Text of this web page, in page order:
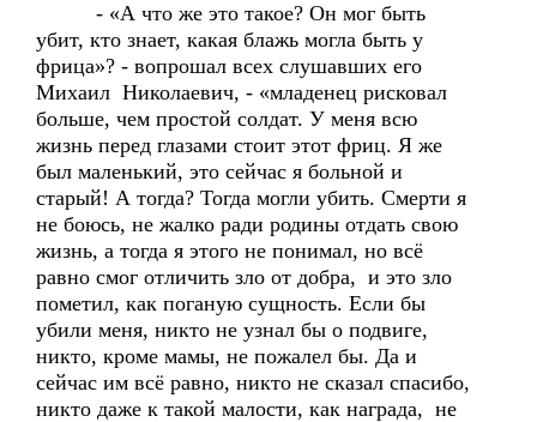
- «А что же это такое? Он мог быть
убит, кто знает, какая блажь могла быть у
фрица»? - вопрошал всех слушавших его
Михаил Николаевич, - «младенец рисковал
больше, чем простой солдат. У меня всю
жизнь перед глазами стоит этот фриц. Я же
был маленький, это сейчас я больной и
старый! А тогда? Тогда могли убить. Смерти я
не боюсь, не жалко ради родины отдать свою
жизнь, а тогда я этого не понимал, но всё
равно смог отличить зло от добра, и это зло
пометил, как поганую сущность. Если бы
убили меня, никто не узнал бы о подвиге,
никто, кроме мамы, не пожалел бы. Да и
сейчас им всё равно, никто не сказал спасибо,
никто даже к такой малости, как награда, не